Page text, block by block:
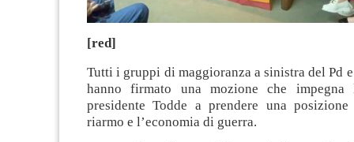
[red]
Tutti i gruppi di maggioranza a sinistra del Pd
hanno firmato una mozione che
presidente Todde a prendere una
riarmo e l’economia di guerra.